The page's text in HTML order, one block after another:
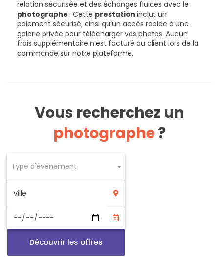
relation sécurisée et des échanges fluides avec le
photographe . Cette prestation inclut un
paiement sécurisé, ainsi qu’un accès rapide à une
galerie privée pour télécharger vos photos. Aucun
frais supplémentaire n’est facturé au client lors de la
commande sur notre plateforme.
Vous recherchez un
photographe?
Type d'événement
Découvrir les offres